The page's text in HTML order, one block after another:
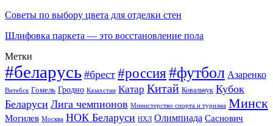
Советы по выбору цвета для отделки стен
Шлифовка паркета — это восстановление пола
Метки
#беларусь #брест #россия#футбол Азаренко
Витебск Гомель Гродно Казахстан Катар Китай Ковальчук Кубок
Беларуси Лига чемпионов Министерство спорта и туризма Минск
Могилев Москва НОК Беларуси НХЛ Олимпиада Саснович